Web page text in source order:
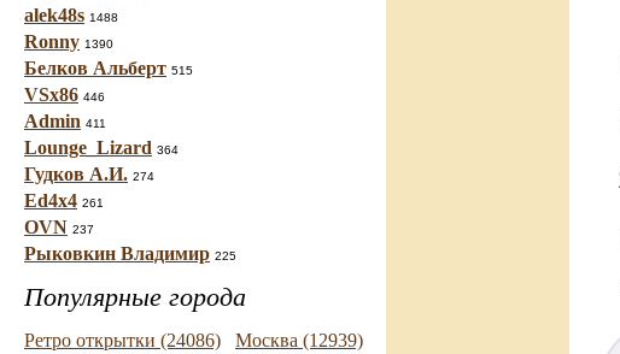
alek48s 1488
Ronny 1390
Белков Альберт 515
VSx86 446
Admin 411
Lounge_Lizard 364
Гудков А.И. 274
Ed4x4 261
OVN 237
Рыковкин Владимир 225
Популярные города
Ретро открытки (24086) Москва (12939)